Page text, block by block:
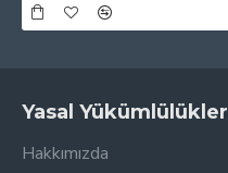
Yasal Yükümlülükler
Hakkımızda